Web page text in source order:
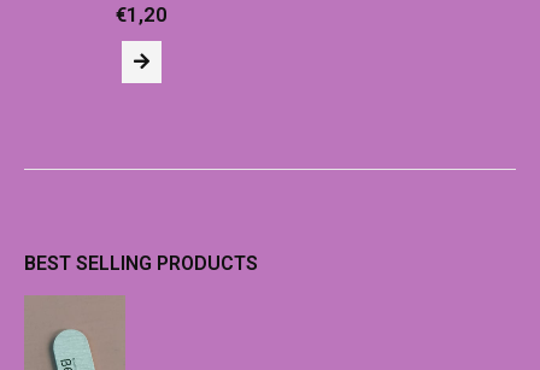
€1,20
BEST SELLING PRODUCTS